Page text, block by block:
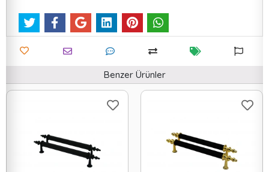
Benzer Ürünler